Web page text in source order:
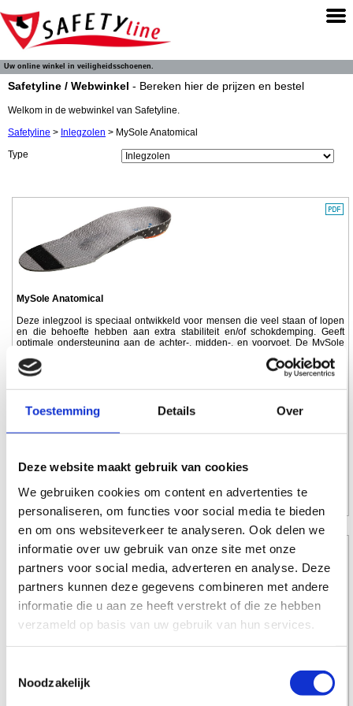
Toestemming Details Over
Deze website maakt gebruik van cookies
We gebruiken cookies om content en advertenties te
personaliseren, om functies voor social media te bieden
en om ons websiteverkeer te analyseren. Ook delen we
informatie over uw gebruik van onze site met onze
partners voor social media, adverteren en analyse. Deze
partners kunnen deze gegevens combineren met andere
informatie die u aan ze heeft verstrekt of die ze hebben
verzameld op basis van uw gebruik van hun services.
Noodzakelijk
Uw online winkel in veiligheidsschoenen.
Safetyline / Webwinkel - Bereken hier de prijzen en bestel
Welkom in de webwinkel van Safetyline.
Safetyline > Inlegzolen > MySole Anatomical
Type
MySole Anatomical
Deze inlegzool is speciaal ontwikkeld voor mensen die veel staan of lopen
en die behoefte hebben aan extra stabiliteit en/of schokdemping. Geeft
optimale ondersteuning aan de achter-, midden-, en voorvoet. De MySole
Product informatie MySole Anatomical
Materiaal: Duurzaam EVA
Maat    : 44 (1 paar)
Maat    : 45 (1 paar)
Prijs € 16,49 excl. BTW (€ 19,95 incl. BTW) per paar
MySole Shockabsorbtion
zeer comfortabel aan en is bij uitstek geschikt voor mensen die veel staan of
lopen.